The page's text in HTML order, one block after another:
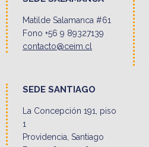
Matilde Salamanca #61
Fono +56 9 89327139
contacto@ceim.cl
SEDE SANTIAGO
La Concepción 191, piso
1
Providencia, Santiago